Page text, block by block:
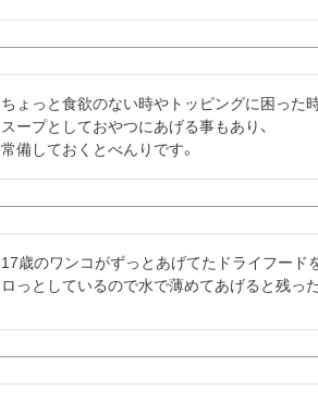
ちょっと食欲のない時やトッピングに困った
スープとしておやつにあげる事もあり、
常備しておくとべんりです。
17歳のワンコがずっとあげてたドライフード
ロっとしているので水で薄めてあげると残っ